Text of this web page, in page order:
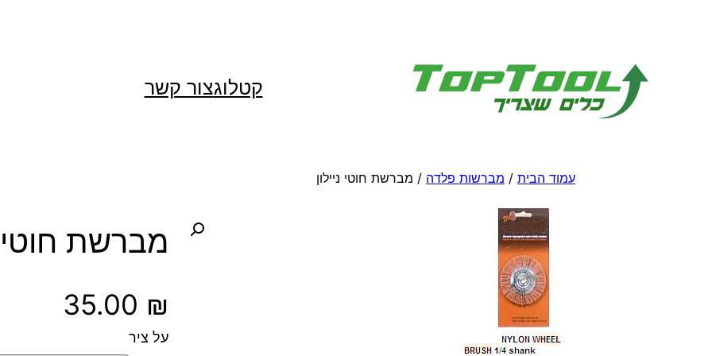
קטלוגצור קשר
עמוד הבית / מברשות פלדה / מברשת חוטי ניילון
מברשת חוטי
35.00 ₪
על ציר